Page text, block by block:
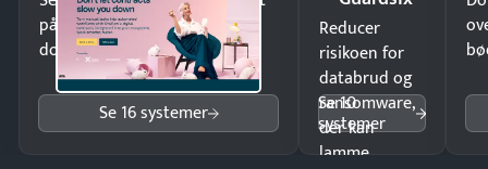
på minutter og mist ingen
dokumenter.
Se 16 systemer
Reducer
risikoen for
databrud og
ransomware,
der kan
lamme
Se 10
systemer